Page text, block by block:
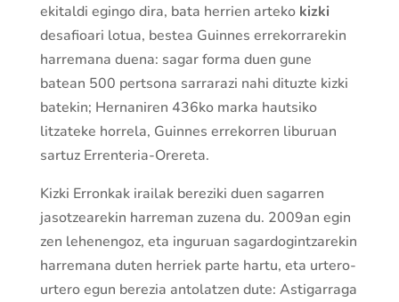
ekitaldi egingo dira, bata herrien arteko kizki
desafioari lotua, bestea Guinnes errekorrarekin
harremana duena: sagar forma duen gune
batean 500 pertsona sarrarazi nahi dituzte kizki
batekin; Hernaniren 436ko marka hautsiko
litzateke horrela, Guinnes errekorren liburuan
sartuz Errenteria-Orereta.
Kizki Erronkak irailak bereziki duen sagarren
jasotzearekin harreman zuzena du. 2009an egin
zen lehenengoz, eta inguruan sagardogintzarekin
harremana duten herriek parte hartu, eta urtero-
urtero egun berezia antolatzen dute: Astigarraga